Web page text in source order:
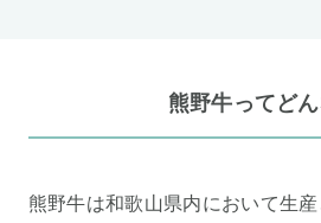
熊野牛ってど
熊野牛は和歌山県内において生